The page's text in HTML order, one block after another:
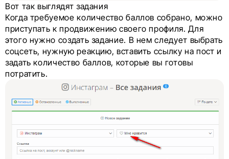
Вот так выглядят задания
Когда требуемое количество баллов собрано, можно
приступать к продвижению своего профиля. Для
этого нужно создать задание. В нем следует выбрать
соцсеть, нужную реакцию, вставить ссылку на пост и
задать количество баллов, которые вы готовы
потратить.